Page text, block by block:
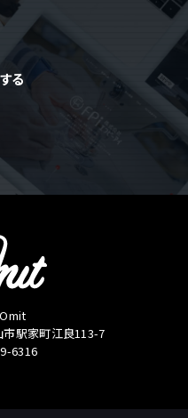
る
駅家町江良113-7
6316